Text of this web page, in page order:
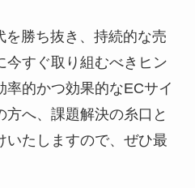
を勝ち抜き、持続的な売
今すぐ取り組むべきヒン
率的かつ効果的なECサイ
方へ、課題解決の糸口と
いたしますので、ぜひ最